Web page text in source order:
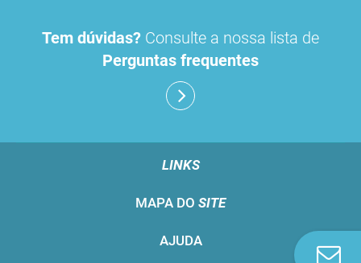
Tem dúvidas? Consulte a nossa lista de
Perguntas frequentes
LINKS
MAPA DO SITE
AJUDA